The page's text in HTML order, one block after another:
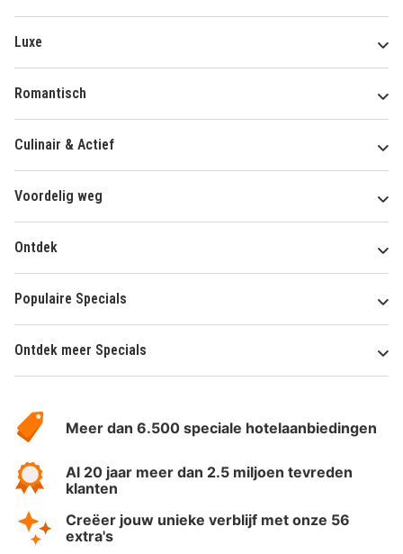
Luxe
Romantisch
Culinair & Actief
Voordelig weg
Ontdek
Populaire Specials
Ontdek meer Specials
HotelSpecials
Meer dan 6.500 speciale hotelaanbiedingen
Al 20 jaar meer dan 2.5 miljoen tevreden
klanten
Creëer jouw unieke verblijf met onze 56
extra's